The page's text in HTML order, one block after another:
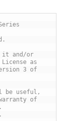
it and/or
as
3 of
be useful,
warranty of